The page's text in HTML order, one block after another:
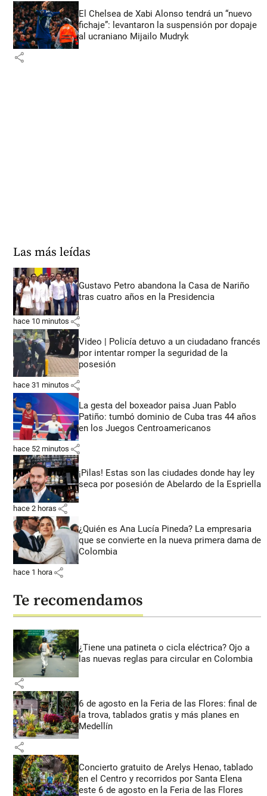
El Chelsea de Xabi Alonso tendrá un “nuevo
fichaje”: levantaron la suspensión por dopaje
al ucraniano Mijailo Mudryk
share
Las más leídas
Gustavo Petro abandona la Casa de Nariño
tras cuatro años en la Presidencia
hace 10 minutos share
Video | Policía detuvo a un ciudadano francés
por intentar romper la seguridad de la
posesión
hace 31 minutos share
La gesta del boxeador paisa Juan Pablo
Patiño: tumbó dominio de Cuba tras 44 años
en los Juegos Centroamericanos
hace 52 minutos share
¡Pilas! Estas son las ciudades donde hay ley
seca por posesión de Abelardo de la Espriella
hace 2 horas share
¿Quién es Ana Lucía Pineda? La empresaria
que se convierte en la nueva primera dama de
Colombia
hace 1 hora share
Te recomendamos
¿Tiene una patineta o cicla eléctrica? Ojo a
las nuevas reglas para circular en Colombia
share
6 de agosto en la Feria de las Flores: final de
la trova, tablados gratis y más planes en
Medellín
share
Concierto gratuito de Arelys Henao, tablado
en el Centro y recorridos por Santa Elena
este 6 de agosto en la Feria de las Flores